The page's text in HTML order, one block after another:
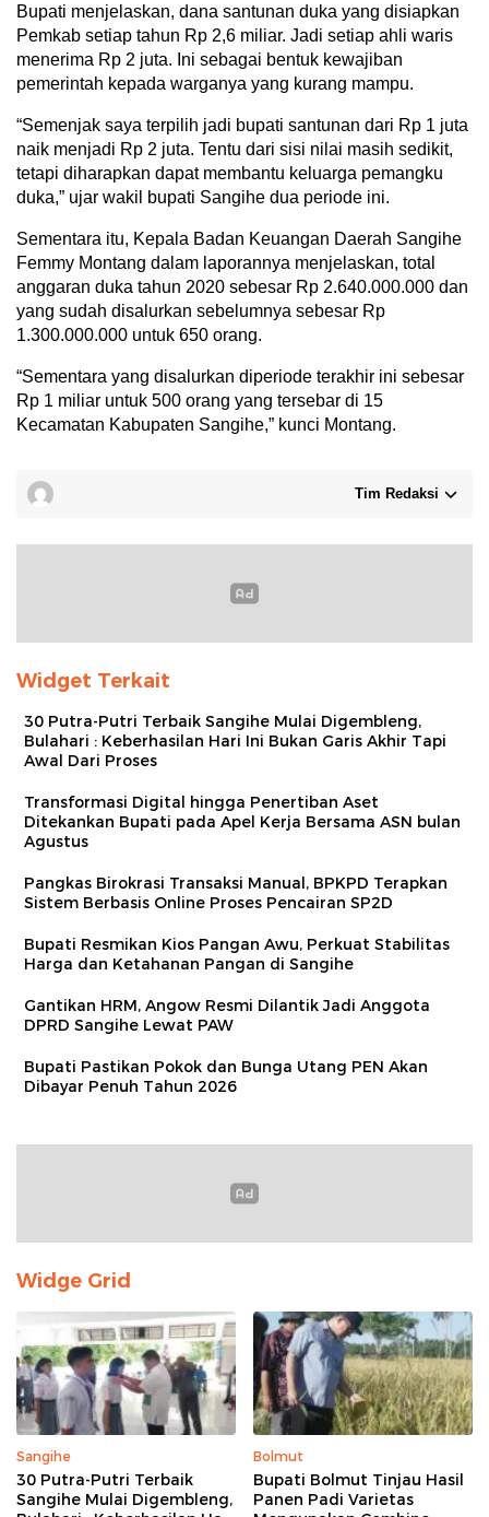
Bupati menjelaskan, dana santunan duka yang disiapkan
Pemkab setiap tahun Rp 2,6 miliar. Jadi setiap ahli waris
menerima Rp 2 juta. Ini sebagai bentuk kewajiban
pemerintah kepada warganya yang kurang mampu.
“Semenjak saya terpilih jadi bupati santunan dari Rp 1 juta
naik menjadi Rp 2 juta. Tentu dari sisi nilai masih sedikit,
tetapi diharapkan dapat membantu keluarga pemangku
duka,” ujar wakil bupati Sangihe dua periode ini.
Sementara itu, Kepala Badan Keuangan Daerah Sangihe
Femmy Montang dalam laporannya menjelaskan, total
anggaran duka tahun 2020 sebesar Rp 2.640.000.000 dan
yang sudah disalurkan sebelumnya sebesar Rp
1.300.000.000 untuk 650 orang.
“Sementara yang disalurkan diperiode terakhir ini sebesar
Rp 1 miliar untuk 500 orang yang tersebar di 15
Kecamatan Kabupaten Sangihe,” kunci Montang.
Tim Redaksi
Widget Terkait
30 Putra-Putri Terbaik Sangihe Mulai Digembleng,
Bulahari : Keberhasilan Hari Ini Bukan Garis Akhir Tapi
Awal Dari Proses
Transformasi Digital hingga Penertiban Aset
Ditekankan Bupati pada Apel Kerja Bersama ASN bulan
Agustus
Pangkas Birokrasi Transaksi Manual, BPKPD Terapkan
Sistem Berbasis Online Proses Pencairan SP2D
Bupati Resmikan Kios Pangan Awu, Perkuat Stabilitas
Harga dan Ketahanan Pangan di Sangihe
Gantikan HRM, Angow Resmi Dilantik Jadi Anggota
DPRD Sangihe Lewat PAW
Bupati Pastikan Pokok dan Bunga Utang PEN Akan
Dibayar Penuh Tahun 2026
Widge Grid
Sangihe
30 Putra-Putri Terbaik
Sangihe Mulai Digembleng,
Bolmut
Bupati Bolmut Tinjau Hasil
Panen Padi Varietas